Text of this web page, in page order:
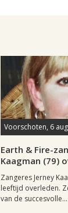
Voorschoten, 6
Earth & Fire-
Kaagman (79)
Zangeres Jerney
leeftijd overleden.
van de succesvolle...